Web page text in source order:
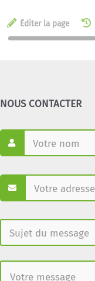
Éditer la page
NOUS CONTACTER